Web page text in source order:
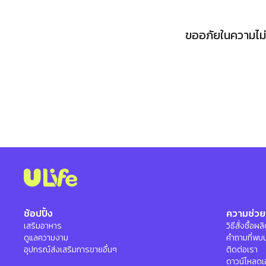
ขออภัยในความ
ช้อปปิ้ง
เสริมอาหาร
ดูแลความงาม
อุปกรณ์ส่งเสริมการขายอื่นๆ
ความช่ว
วิธีสั่งซื้อผ
คำถามที่พบ
ติดต่อเรา
ดาวน์โหลด